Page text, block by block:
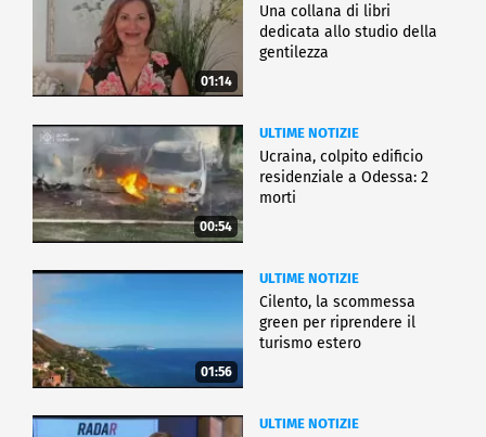
01:14
Una collana di libri
dedicata allo studio della
gentilezza
00:54
ULTIME NOTIZIE
Ucraina, colpito edificio
residenziale a Odessa: 2
morti
01:56
ULTIME NOTIZIE
Cilento, la scommessa
green per riprendere il
turismo estero
ULTIME NOTIZIE